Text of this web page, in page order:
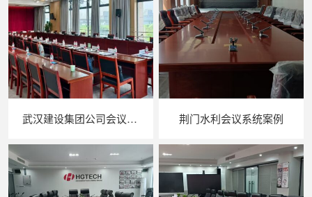
武汉建设集团公司会议音响系统 荆门水利会议系统案例